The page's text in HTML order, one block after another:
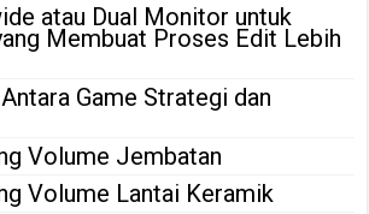
atau Dual Monitor untuk
Membuat Proses Edit Lebih
Game Strategi dan
Volume Jembatan
Volume Lantai Keramik